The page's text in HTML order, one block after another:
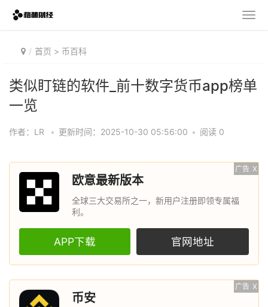
首页 > 币百科
类似盯链的软件_前十数字货币app榜单
一览
作者：LR • 更新时间：2025-10-30 05:56:00 • 阅读 0
广告 X
欧意最新版本
全球三大交易所之一，新用户注册即领专属福
利。
APP下载 官网地址
广告 X
币安